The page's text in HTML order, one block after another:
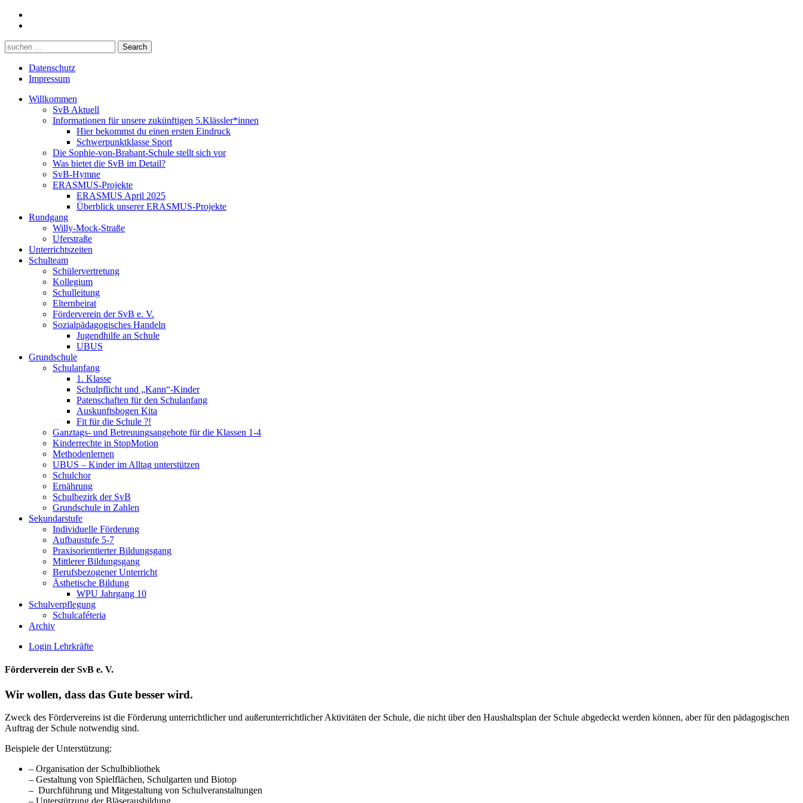
Datenschutz
Impressum
Willkommen
SvB Aktuell
Informationen für unsere zukünftigen 5.Klässler*innen
Hier bekommst du einen ersten Eindruck
Schwerpunktklasse Sport
Die Sophie-von-Brabant-Schule stellt sich vor
Was bietet die SvB im Detail?
SvB-Hymne
ERASMUS-Projekte
ERASMUS April 2025
Überblick unserer ERASMUS-Projekte
Rundgang
Willy-Mock-Straße
Uferstraße
Unterrichtszeiten
Schulteam
Schülervertretung
Kollegium
Schulleitung
Elternbeirat
Förderverein der SvB e. V.
Sozialpädagogisches Handeln
Jugendhilfe an Schule
UBUS
Grundschule
Schulanfang
1. Klasse
Schulpflicht und „Kann“-Kinder
Patenschaften für den Schulanfang
Auskunftsbogen Kita
Fit für die Schule ?!
Ganztags- und Betreuungsangebote für die Klassen 1-4
Kinderrechte in StopMotion
Methodenlernen
UBUS – Kinder im Alltag unterstützen
Schulchor
Ernährung
Schulbezirk der SvB
Grundschule in Zahlen
Sekundarstufe
Individuelle Förderung
Aufbaustufe 5-7
Praxisorientierter Bildungsgang
Mittlerer Bildungsgang
Berufsbezogener Unterricht
Ästhetische Bildung
WPU Jahrgang 10
Schulverpflegung
Schulcaféteria
Archiv
Login Lehrkräfte
Förderverein der SvB e. V.
Wir wollen, dass das Gute besser wird.
Zweck des Fördervereins ist die Förderung unterrichtlicher und außerunterrichtlicher Aktivitäten der Schule, die nicht über den Haushaltsplan der Schule abgedeckt werden können, aber für den pädagogischen
Auftrag der Schule notwendig sind.
Beispiele der Unterstützung:
– Organisation der Schulbibliothek
– Gestaltung von Spielflächen, Schulgarten und Biotop
– Durchführung und Mitgestaltung von Schulveranstaltungen